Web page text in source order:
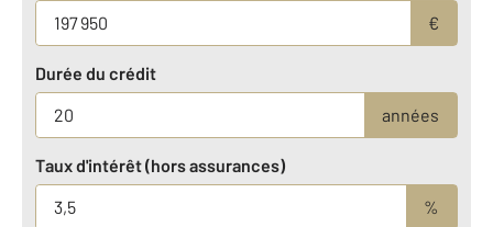
€
Durée du crédit
années
Taux d'intérêt (hors assurances)
%